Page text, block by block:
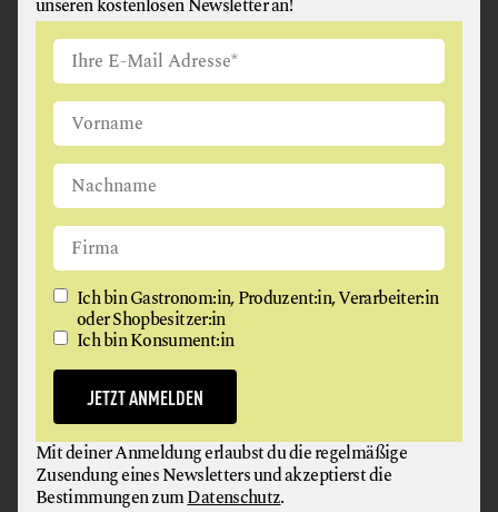
ZOTTER SCHOKOLADE
Chocolatier Josef Zotter baute sein süßes Reich in
Bergl bei Riegersburg konsequent und
kompromisslos unter der Prämisse auf, die Welt
ein kleines Stück besser zu machen.
weiterlesen
unseren kostenlosen Newsletter an!
Ich bin Gastronom:in, Produzent:in, Verarbeiter:in
oder Shopbesitzer:in
Ich bin Konsument:in
JETZT ANMELDEN
Mit deiner Anmeldung erlaubst du die regelmäßige
Zusendung eines Newsletters und akzeptierst die
Bestimmungen zumDatenschutz.